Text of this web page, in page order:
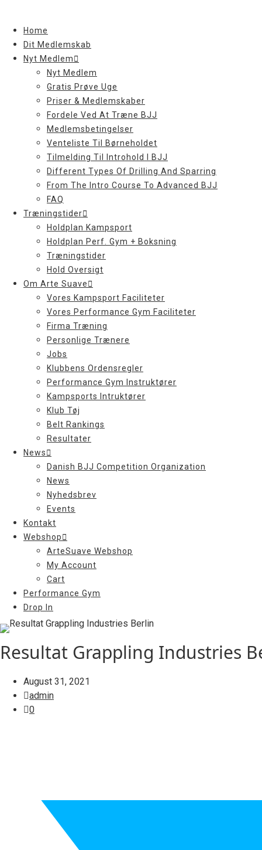
contentHome
Dit Medlemskab
Nyt Medlem
Nyt Medlem
Gratis Prøve Uge
Priser & Medlemskaber
Fordele Ved At Træne BJJ
Medlemsbetingelser
Venteliste Til Børneholdet
Tilmelding Til Introhold I BJJ
Different Types Of Drilling And Sparring
From The Intro Course To Advanced BJJ
FAQ
Træningstider
Holdplan Kampsport
Holdplan Perf. Gym + Boksning
Træningstider
Hold Oversigt
Om Arte Suave
Vores Kampsport Faciliteter
Vores Performance Gym Faciliteter
Firma Træning
Personlige Trænere
Jobs
Klubbens Ordensregler
Performance Gym Instruktører
Kampsports Intruktører
Klub Tøj
Belt Rankings
Resultater
News
Danish BJJ Competition Organization
News
Nyhedsbrev
Events
Kontakt
Webshop
ArteSuave Webshop
My Account
Cart
Performance Gym
Drop In
Resultat Grappling Industries
August 31, 2021
admin
0